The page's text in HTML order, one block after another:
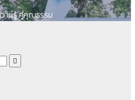
ามรู้ คู่คุณธรรม